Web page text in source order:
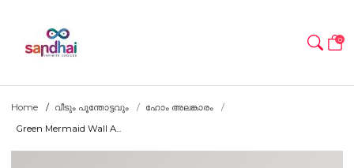
0
Home വീടും പൂന്തോട്ടവും
ഹോം അലങ്കാരം
Green Mermaid Wall A...